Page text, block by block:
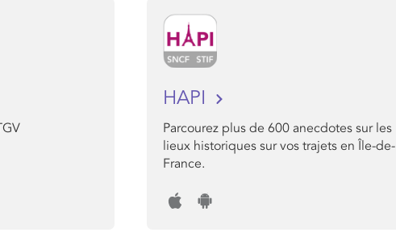
HAPI
Parcourez plus de 600 anecdotes sur les
lieux historiques sur vos trajets en Île-de-
France.